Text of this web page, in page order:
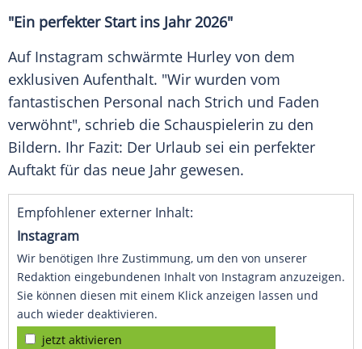
"Ein perfekter Start ins Jahr 2026"
Auf Instagram schwärmte Hurley von dem
exklusiven Aufenthalt. "Wir wurden vom
fantastischen Personal nach Strich und Faden
verwöhnt", schrieb die Schauspielerin zu den
Bildern. Ihr Fazit: Der Urlaub sei ein perfekter
Auftakt für das neue Jahr gewesen.
Empfohlener externer Inhalt:
Instagram
Wir benötigen Ihre Zustimmung, um den von unserer
Redaktion eingebundenen Inhalt von Instagram anzuzeigen.
Sie können diesen mit einem Klick anzeigen lassen und
auch wieder deaktivieren.
jetzt aktivieren